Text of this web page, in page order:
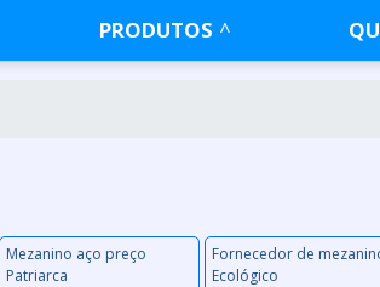
PRODUTOS
Mezanino aço preço
Patriarca
Fornecedor de
Ecológico